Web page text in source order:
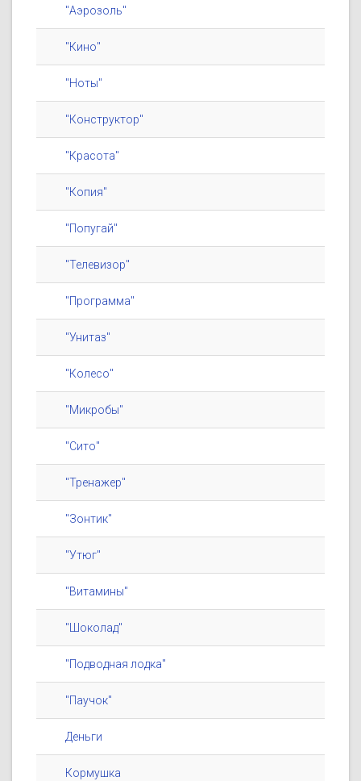
"Аэрозоль"
"Кино"
"Ноты"
"Конструктор"
"Красота"
"Копия"
"Попугай"
"Телевизор"
"Программа"
"Унитаз"
"Колесо"
"Микробы"
"Сито"
"Тренажер"
"Зонтик"
"Утюг"
"Витамины"
"Шоколад"
"Подводная лодка"
"Паучок"
Деньги
Кормушка